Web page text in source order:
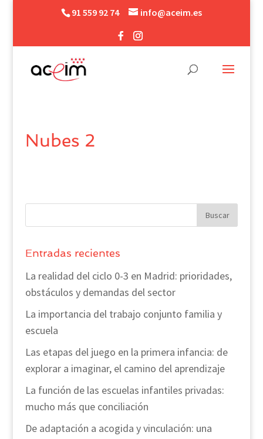
91 559 92 74 info@aceim.es
Nubes 2
Entradas recientes
La realidad del ciclo 0-3 en Madrid: prioridades,
obstáculos y demandas del sector
La importancia del trabajo conjunto familia y
escuela
Las etapas del juego en la primera infancia: de
explorar a imaginar, el camino del aprendizaje
La función de las escuelas infantiles privadas:
mucho más que conciliación
De adaptación a acogida y vinculación: una